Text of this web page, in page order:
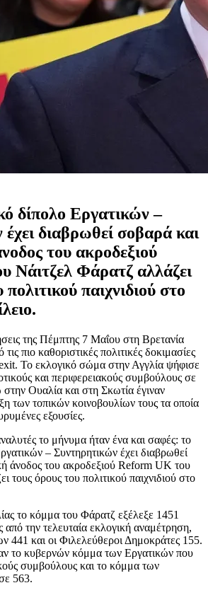
δίπολο Εργατικών –
διαβρωθεί σοβαρά και
του ακροδεξιού
Νάιτζελ Φάρατζ αλλάζει
παιχνιδιού στο
της Πέμπτης 7 Μαΐου στη Βρετανία
πιο καθοριστικές πολιτικές δοκιμασίες
Το εκλογικό σώμα στην Αγγλία ψήφισε
και περιφερειακούς συμβούλους σε
στην Ουαλία και στη Σκωτία έγιναν
των τοπικών κοινοβουλίων τους τα οποία
εξουσίες.
το μήνυμα ήταν ένα και σαφές: το
– Συντηρητικών έχει διαβρωθεί
άνοδος του ακροδεξιού Reform UK του
τους όρους του πολιτικού παιχνιδιού στο
το κόμμα του Φάρατζ εξέλεξε 1451
την τελευταία εκλογική αναμέτρηση,
441 και οι Φιλελεύθεροι Δημοκράτες 155.
το κυβερνών κόμμα των Εργατικών που
συμβούλους και το κόμμα των
563.